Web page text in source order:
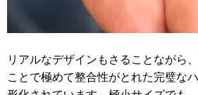
リアルなデザインもさることながら
ことで極めて整合性がとれた完璧な